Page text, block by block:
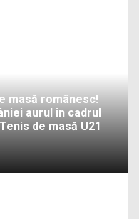
masă românesc!
aurul în cadrul
de masă U21